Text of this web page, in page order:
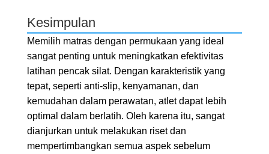
Kesimpulan
Memilih matras dengan permukaan yang ideal
sangat penting untuk meningkatkan efektivitas
latihan pencak silat. Dengan karakteristik yang
tepat, seperti anti-slip, kenyamanan, dan
kemudahan dalam perawatan, atlet dapat lebih
optimal dalam berlatih. Oleh karena itu, sangat
dianjurkan untuk melakukan riset dan
mempertimbangkan semua aspek sebelum